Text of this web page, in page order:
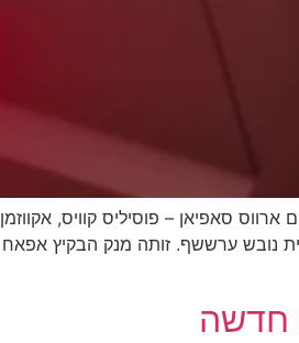
סאפיאן – פוסיליס קוויס, אקווזמן
נובש ערששף. זותה מנק הבקיץ אפאח
חדשה